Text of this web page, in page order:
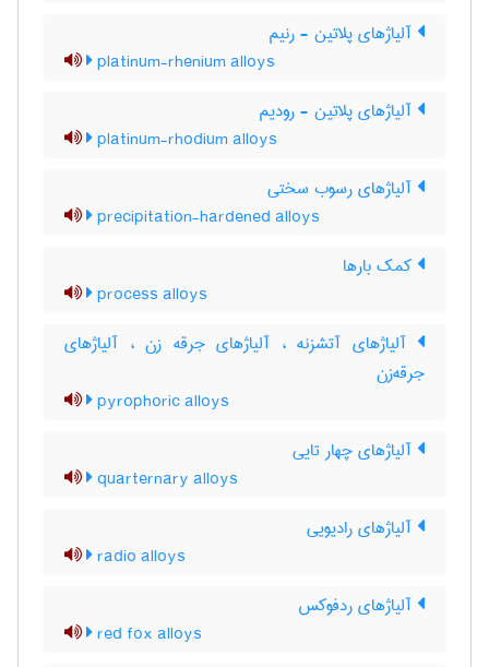
آلیاژهای پلاتین - رنیم
platinum-rhenium alloys
آلیاژهای پلاتین - رودیم
platinum-rhodium alloys
آلیاژهای رسوب سختی
precipitation-hardened alloys
کمک بارها
process alloys
آلیاژهای آتشزنه ، آلیاژهای جرقه زن ، آلیاژهای
جرقه‌زن
pyrophoric alloys
آلیاژهای چهار تایی
quarternary alloys
آلیاژهای رادیویی
radio alloys
آلیاژهای ردفوکس
red fox alloys